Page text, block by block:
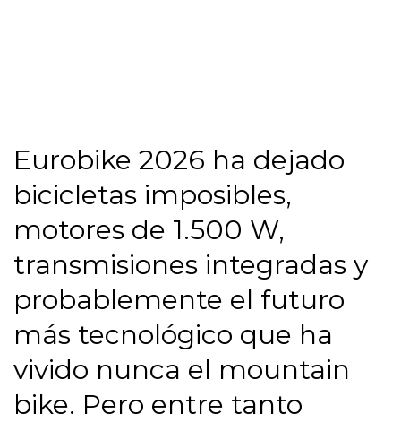
Eurobike 2026 ha dejado
bicicletas imposibles,
motores de 1.500 W,
transmisiones integradas y
probablemente el futuro
más tecnológico que ha
vivido nunca el mountain
bike. Pero entre tanto